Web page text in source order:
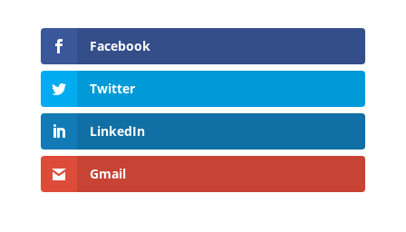
Facebook
Twitter
LinkedIn
Gmail